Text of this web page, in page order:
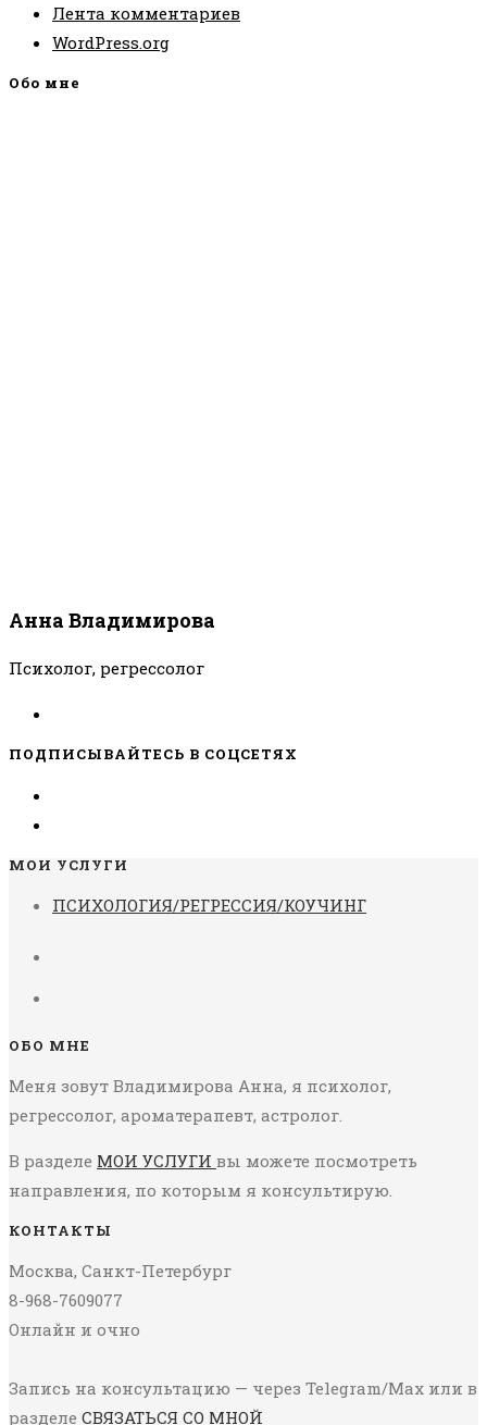
Лента комментариев
WordPress.org
Обо мне
Анна Владимирова
Психолог, регрессолог
ПОДПИСЫВАЙТЕСЬ В СОЦСЕТЯХ
МОИ УСЛУГИ
ПСИХОЛОГИЯ/РЕГРЕССИЯ/КОУЧИНГ
ОБО МНЕ
Меня зовут Владимирова Анна, я психолог,
регрессолог, ароматерапевт, астролог.
В разделе МОИ УСЛУГИ вы можете посмотреть
направления, по которым я консультирую.
КОНТАКТЫ
Москва, Санкт-Петербург
8-968-7609077
Онлайн и очно
Запись на консультацию — через Telegram/Max или в
разделе СВЯЗАТЬСЯ СО МНОЙ